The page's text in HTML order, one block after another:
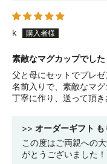
k
素敵なマグカップでした
父と母にセットでプレゼ
名前入りで、素敵なマグ
丁寧に作り、送って頂き
>> オーダーギフト も
この度はご両親への
がとうございました！